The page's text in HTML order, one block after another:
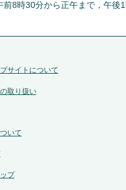
サイトについて
取り扱い
いて
プ
8時30分から正午まで，午後